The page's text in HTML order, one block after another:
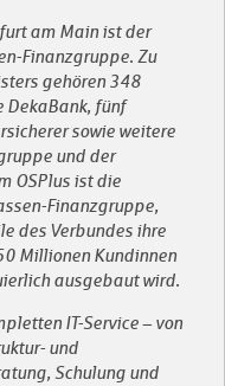
am Main ist der
Finanzgruppe. Zu
gehören 348
DekaBank, fünf
sowie weitere
und der
OSPlus ist die
Finanzgruppe,
des Verbundes ihre
Millionen Kundinnen
ausgebaut wird.
IT-Service – von
und
Schulung und